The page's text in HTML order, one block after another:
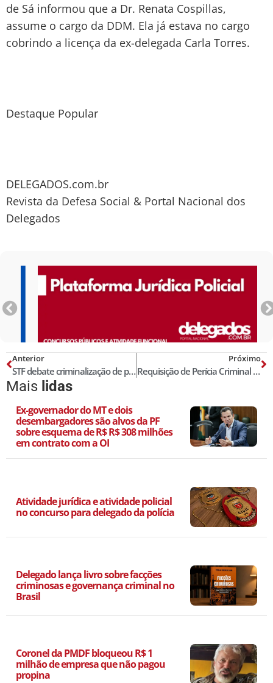
de Sá informou que a Dr. Renata Cospillas,
assume o cargo da DDM. Ela já estava no cargo
cobrindo a licença da ex-delegada Carla Torres.
Destaque Popular
DELEGADOS.com.br
Revista da Defesa Social & Portal Nacional dos
Delegados
Anterior
STF debate criminalização de pessoa jurídica
Próximo
Requisição de Perícia Criminal em Arma de Fogo
Mais lidas
Ex-governador do MT e dois
desembargadores são alvos da PF
sobre esquema de R$ R$ 308 milhões
em contrato com a OI
Atividade jurídica e atividade policial
no concurso para delegado da polícia
Delegado lança livro sobre facções
criminosas e governança criminal no
Brasil
Coronel da PMDF bloqueou R$ 1
milhão de empresa que não pagou
propina